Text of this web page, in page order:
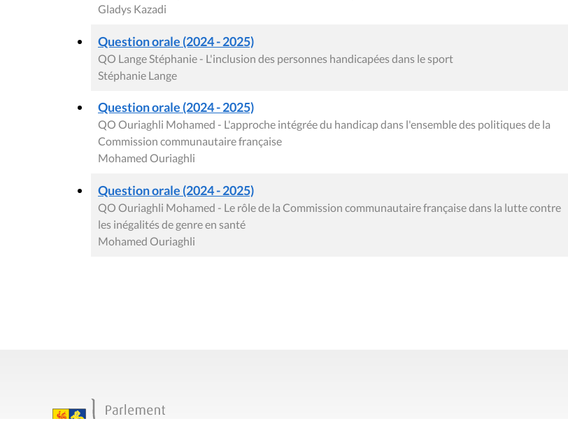
Gladys Kazadi
Question orale (2024 - 2025)
QO Lange Stéphanie - L'inclusion des personnes handicapées dans le sport
Stéphanie Lange
Question orale (2024 - 2025)
QO Ouriaghli Mohamed - L'approche intégrée du handicap dans l'ensemble des politiques de la
Commission communautaire française
Mohamed Ouriaghli
Question orale (2024 - 2025)
QO Ouriaghli Mohamed - Le rôle de la Commission communautaire française dans la lutte contre
les inégalités de genre en santé
Mohamed Ouriaghli